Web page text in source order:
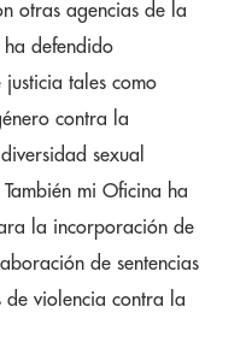
otras agencias de la
defendido
tales como
contra la
sexual
mi Oficina ha
la incorporación de
de sentencias
de violencia contra la